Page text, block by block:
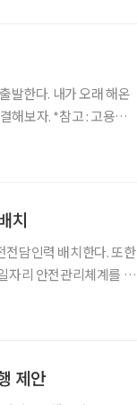
발한다. 내가 오래 해온
: 고용노
치
담인력 배치한다. 또한
자리 안전관리체계를 대
제안